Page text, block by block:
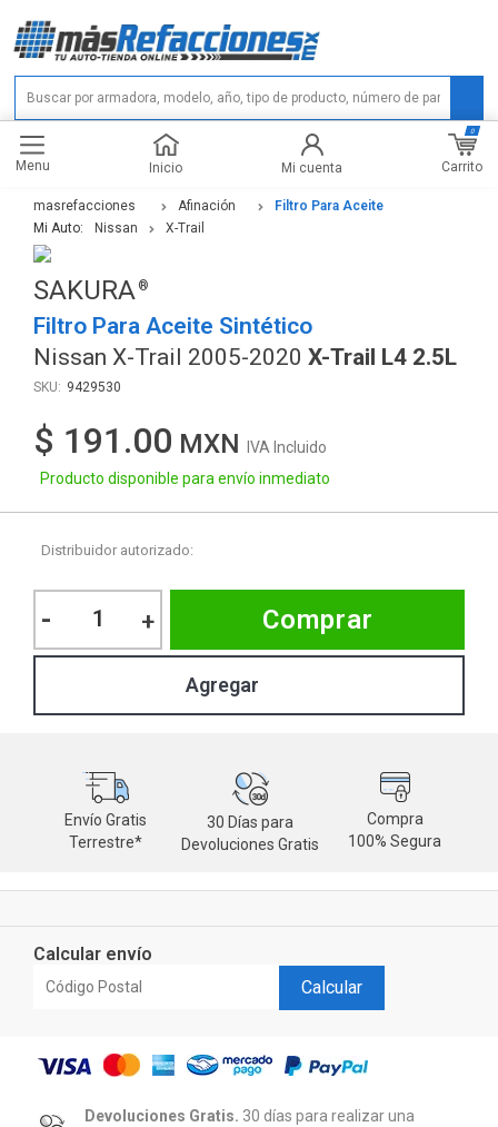
Menu Inicio Mi cuenta Carrito
0
masrefacciones Afinación
Filtro Para Aceite
Mi Auto:
Nissan X-Trail
SAKURA
Filtro Para Aceite Sintético
Nissan X-Trail 2005-2020 X-Trail L4 2.5L
9429530
$ 191.00
IVA Incluido
Producto disponible para envío inmediato
Distribuidor autorizado:
- + Comprar
Envío Gratis
Terrestre*
30 Días para
Devoluciones Gratis
Compra
100% Segura
Calcular envío
Calcular
Devoluciones Gratis. 30 días para realizar una